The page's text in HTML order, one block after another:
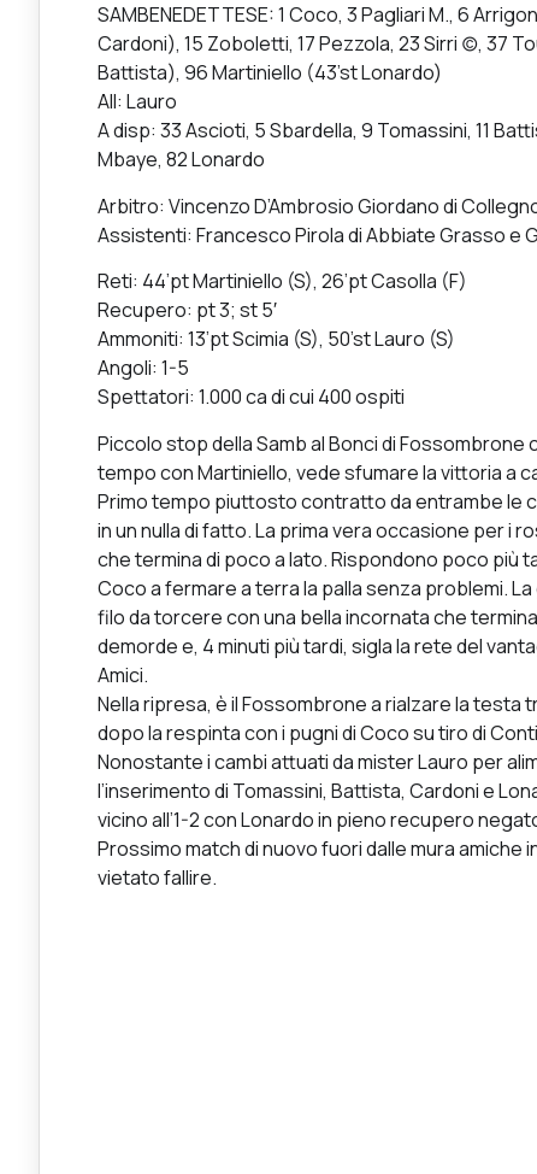
SAMBENEDETTESE: 1 Coco, 3 Pagliari M., 6
Cardoni), 15 Zoboletti, 17 Pezzola, 23 Sirri (c), 37
Battista), 96 Martiniello (43’st Lonardo)
All: Lauro
A disp: 33 Ascioti, 5 Sbardella, 9 Tomassini, 11
Mbaye, 82 Lonardo
Arbitro: Vincenzo D’Ambrosio Giordano di
Assistenti: Francesco Pirola di Abbiate Grasso e
Reti: 44’pt Martiniello (S), 26’pt Casolla (F)
Recupero: pt 3; st 5′
Ammoniti: 13’pt Scimia (S), 50’st Lauro (S)
Angoli: 1-5
Spettatori: 1.000 ca di cui 400 ospiti
Piccolo stop della Samb al Bonci di
tempo con Martiniello, vede sfumare la vittoria a
Primo tempo piuttosto contratto da entrambe le
in un nulla di fatto. La prima vera occasione per i
che termina di poco a lato. Rispondono poco più
Coco a fermare a terra la palla senza problemi.
filo da torcere con una bella incornata che
demorde e, 4 minuti più tardi, sigla la rete del
Amici.
Nella ripresa, è il Fossombrone a rialzare la testa
dopo la respinta con i pugni di Coco su tiro di
Nonostante i cambi attuati da mister Lauro per
l’inserimento di Tomassini, Battista, Cardoni e
vicino all’1-2 con Lonardo in pieno recupero
Prossimo match di nuovo fuori dalle mura amiche
vietato fallire.